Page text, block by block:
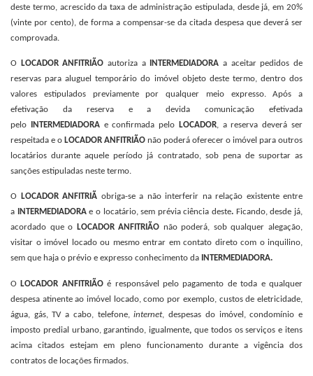
deste termo, acrescido da taxa de administração estipulada, desde já, em 20%
(vinte por cento), de forma a compensar-se da citada despesa que deverá ser
comprovada.
O LOCADOR ANFITRIÃO autoriza a INTERMEDIADORA a aceitar pedidos de
reservas para aluguel temporário do imóvel objeto deste termo, dentro dos
valores estipulados previamente por qualquer meio expresso. Após a
efetivação da reserva e a devida comunicação efetivada
pelo
INTERMEDIADORA e confirmada pelo LOCADOR, a reserva deverá ser
respeitada e o LOCADOR ANFITRIÃO não poderá oferecer o imóvel para outros
locatários durante aquele período já contratado, sob pena de suportar as
sanções estipuladas neste termo.
O LOCADOR ANFITRIÃ obriga-se a não interferir na relação existente entre
a
INTERMEDIADORAe o locatário, sem prévia ciência deste. Ficando, desde já,
acordado que o
LOCADOR ANFITRIÃO não poderá, sob qualquer alegação,
visitar o imóvel locado ou mesmo entrar em contato direto com o inquilino,
sem que haja o prévio e expresso conhecimento da
INTERMEDIADORA.
O LOCADOR ANFITRIÃOé responsável pelo pagamento de toda e qualquer
despesa atinente ao imóvel locado, como por exemplo, custos de eletricidade,
água, gás, TV a cabo, telefone,internet, despesas do imóvel, condomínio e
imposto predial urbano, garantindo, igualmente, que todos os serviços e itens
acima citados estejam em pleno funcionamento durante a vigência dos
contratos de locações firmados.